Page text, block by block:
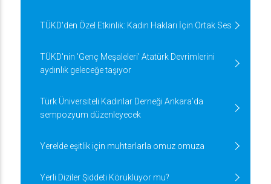
TÜKD'den Özel Etkinlik: Kadın Hakları İçin Ortak Ses
TÜKD'nin 'Genç Meşaleleri' Atatürk Devrimlerini
aydınlık geleceğe taşıyor
Türk Üniversiteli Kadınlar Derneği Ankara’da
sempozyum düzenleyecek
Yerelde eşitlik için muhtarlarla omuz omuza
Yerli Diziler Şiddeti Körüklüyor mu?